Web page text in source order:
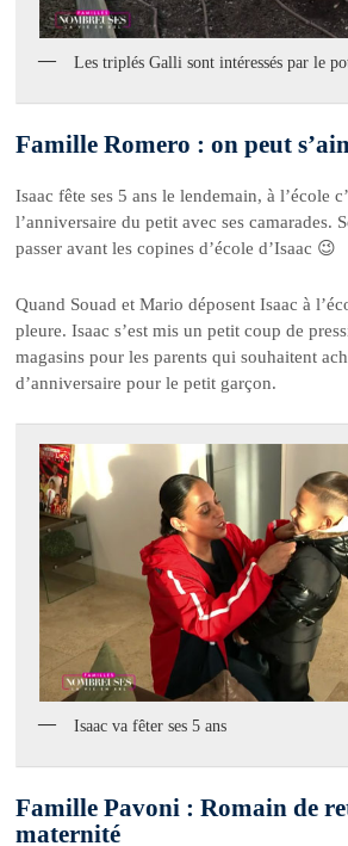
Les triplés Galli sont intéressés par le
Famille Romero : on peut
Isaac fête ses 5 ans le lendemain, à l’école
l’anniversaire du petit avec ses camarades.
passer avant les copines d’école d’Isaac 😉
Quand Souad et Mario déposent Isaac à
pleure. Isaac s’est mis un petit coup de
magasins pour les parents qui souhaitent
d’anniversaire pour le petit garçon.
Isaac va fêter ses 5 ans
Famille Pavoni : Romain de
maternité